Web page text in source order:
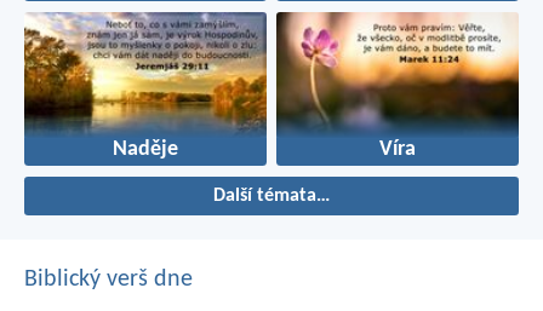
Naděje Víra
Další témata…
Biblický verš dne